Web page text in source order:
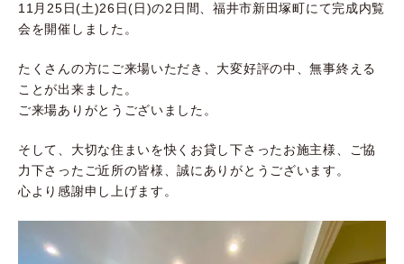
11月25日(土)26日(日)の2日間、福井市新田塚町にて完成内覧
会を開催しました。
たくさんの方にご来場いただき、大変好評の中、無事終える
ことが出来ました。
ご来場ありがとうございました。
そして、大切な住まいを快くお貸し下さったお施主様、ご協
力下さったご近所の皆様、誠にありがとうございます。
心より感謝申し上げます。